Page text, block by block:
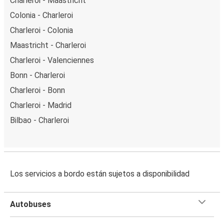
Colonia - Charleroi
Charleroi - Colonia
Maastricht - Charleroi
Charleroi - Valenciennes
Bonn - Charleroi
Charleroi - Bonn
Charleroi - Madrid
Bilbao - Charleroi
Los servicios a bordo están sujetos a disponibilidad
Autobuses